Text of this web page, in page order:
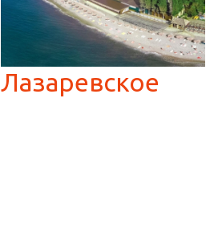
Лазаревское